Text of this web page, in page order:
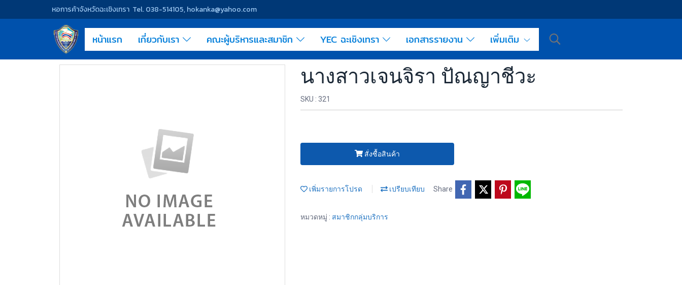
หอการค้าจังหวัดฉะเชิงเทรา Tel. 038-514105, hokanka@yahoo.com
หน้าแรก เกี่ยวกับเรา คณะผู้บริหารและสมาชิก YEC ฉะเชิงเทรา เอกสารรายงาน เพิ่มเติม
นางสาวเจนจิรา ปัณญาชีวะ
SKU : 321
สั่งซื้อสินค้า
เพิ่มรายการโปรด เปรียบเทียบ Share
หมวดหมู่ : สมาชิกกลุ่มบริการ